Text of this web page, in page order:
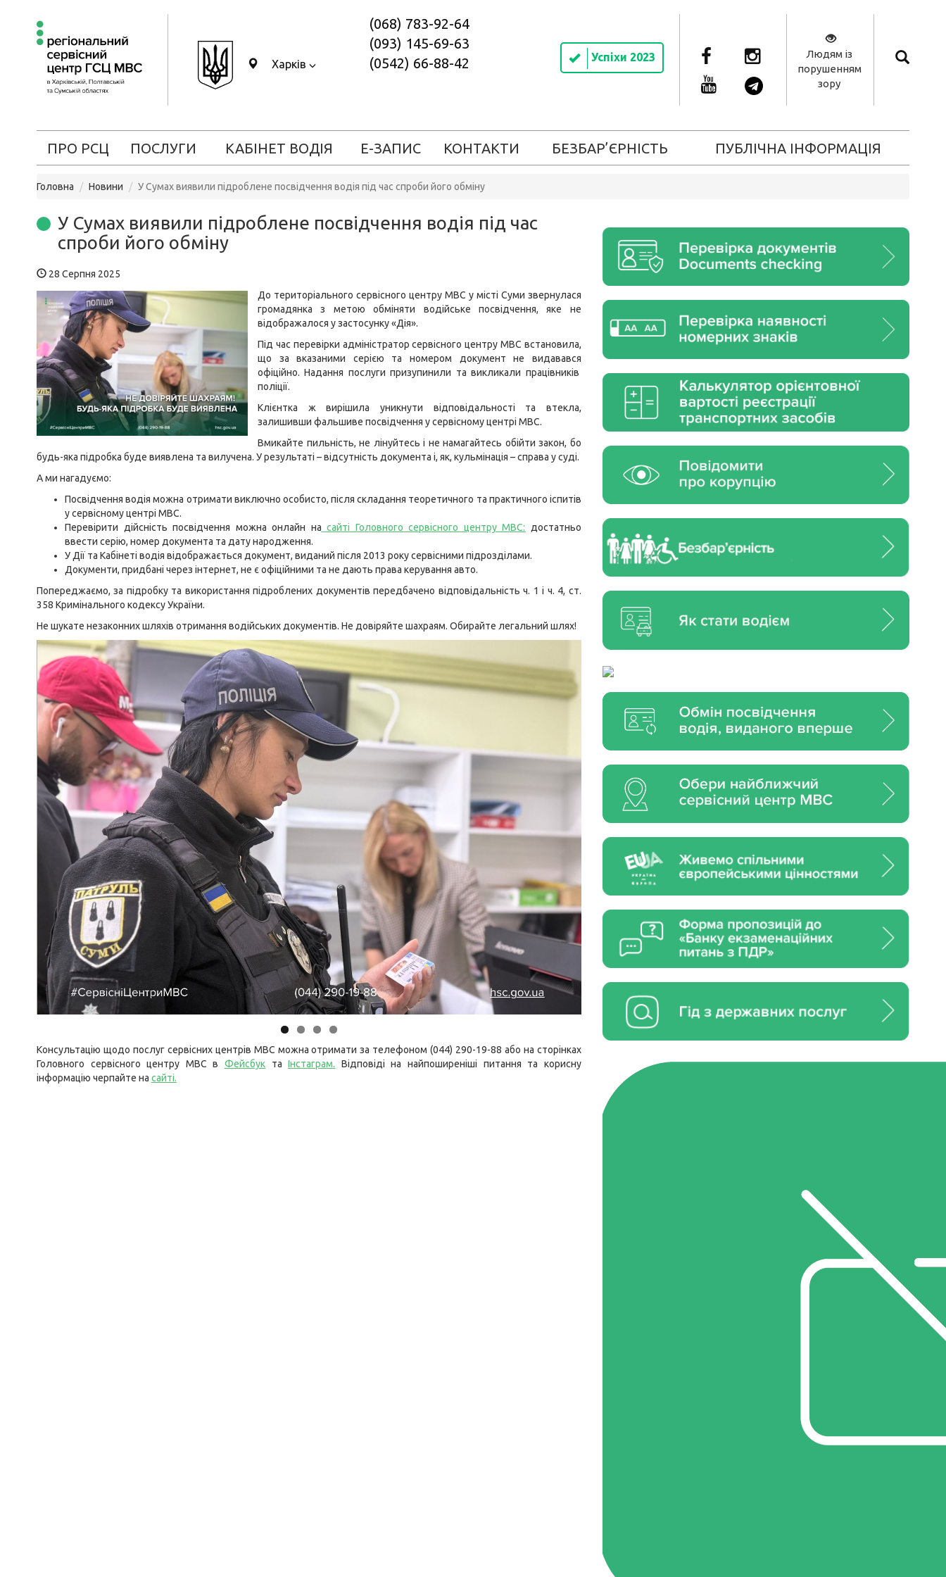
Харків
(068) 783-92-64
(093) 145-69-63
(0542) 66-88-42
Успіхи 2023
Людям із
порушенням
зору
ПРО РСЦ ПОСЛУГИ КАБІНЕТ ВОДІЯ Е-ЗАПИС КОНТАКТИ БЕЗБАР’ЄРНІСТЬ ПУБЛІЧНА ІНФОРМАЦІЯ
Головна Новини У Сумах виявили підроблене посвідчення водія під час спроби його обміну
У Сумах виявили підроблене посвідчення водія під час
спроби його обміну
28 Серпня 2025
До територіального сервісного центру МВС у місті Суми звернулася
громадянка з метою обміняти водійське посвідчення, яке не
відображалося у застосунку «Дія».
Під час перевірки адміністратор сервісного центру МВС встановила,
що за вказаними серією та номером документ не видавався
офіційно. Надання послуги призупинили та викликали працівників
поліції.
Клієнтка ж вирішила уникнути відповідальності та втекла,
залишивши фальшиве посвідчення у сервісному центрі МВС.
Вмикайте пильність, не лінуйтесь і не намагайтесь обійти закон, бо
будь-яка підробка буде виявлена та вилучена. У результаті – відсутність документа і, як, кульмінація – справа у суді.
А ми нагадуємо:
Посвідчення водія можна отримати виключно особисто, після складання теоретичного та практичного іспитів
у сервісному центрі МВС.
Перевірити дійсність посвідчення можна онлайн на сайті Головного сервісного центру МВС: достатньо
ввести серію, номер документа та дату народження.
У Дії та Кабінеті водія відображається документ, виданий після 2013 року сервісними підрозділами.
Документи, придбані через інтернет, не є офіційними та не дають права керування авто.
Попереджаємо, за підробку та використання підроблених документів передбачено відповідальність ч. 1 і ч. 4, ст.
358 Кримінального кодексу України.
Не шукате незаконних шляхів отримання водійських документів. Не довіряйте шахраям. Обирайте легальний шлях!
Консультацію щодо послуг сервісних центрів МВС можна отримати за телефоном (044) 290-19-88 або на сторінках
Головного сервісного центру МВС вФейсбук таІнстаграм. Відповіді на найпоширеніші питання та корисну
інформацію черпайте на сайті.